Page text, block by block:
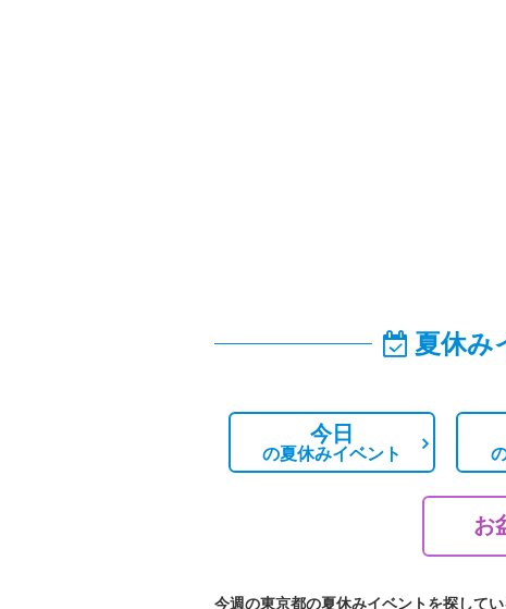
夏休み
今日
の夏休みイベント
お
今週の東京都の夏休みイベントを探してい